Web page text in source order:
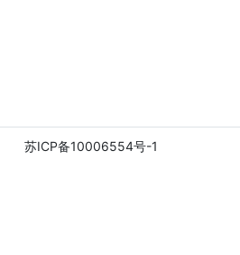
苏ICP备10006554号-1